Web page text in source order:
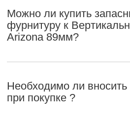
Можно ли купить
фурнитуру к
Arizona 89мм?
Необходимо ли вносить
при покупке ?